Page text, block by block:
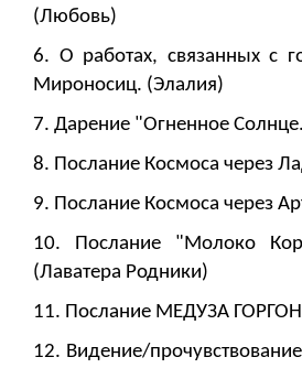
(Любовь)
6. О работах, связанных с
Мироносиц. (Элалия)
7. Дарение "Огненное
8. Послание Космоса через
9. Послание Космоса через
10. Послание "Молоко
(Лаватера Родники)
11. Послание МЕДУЗА
12. Видение/